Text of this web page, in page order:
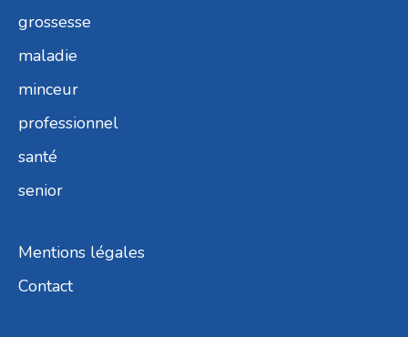
grossesse
maladie
minceur
professionnel
santé
senior
Mentions légales
Contact